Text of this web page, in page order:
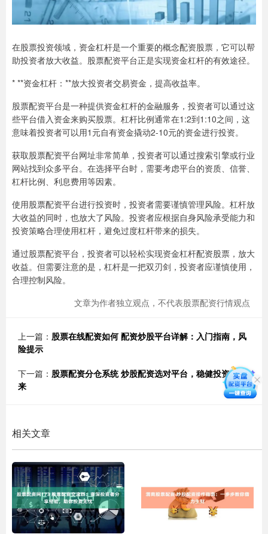
在股票投资领域，资金杠杆是一个重要的概念配资股票，它可以帮
助投资者放大收益。股票配资平台正是实现资金杠杆的有效途径。
* **资金杠杆：**放大投资者交易资金，提高收益率。
股票配资平台是一种提供资金杠杆的金融服务，投资者可以通过这
些平台借入资金来购买股票。杠杆比例通常在1:2到1:10之间，这
意味着投资者可以用1元自有资金撬动2-10元的资金进行投资。
获取股票配资平台网址非常简单，投资者可以通过搜索引擎或行业
网站找到众多平台。在选择平台时，需要考虑平台的资质、信誉、
杠杆比例、利息费用等因素。
使用股票配资平台进行投资时，投资者需要谨慎管理风险。杠杆放
大收益的同时，也放大了风险。投资者应根据自身风险承受能力和
投资策略合理使用杠杆，避免过度杠杆带来的损失。
通过股票配资平台，投资者可以轻松实现资金杠杆配资股票，放大
收益。但需要注意的是，杠杆是一把双刃剑，投资者应谨慎使用，
合理控制风险。
文章为作者独立观点，不代表股票配资行情观点
上一篇： 股票在线配资如何 配资炒股平台详解：入门指南，风
险提示
下一篇： 股票配资分仓系统 炒股配资选对平台，稳健投资赢未
来
相关文章